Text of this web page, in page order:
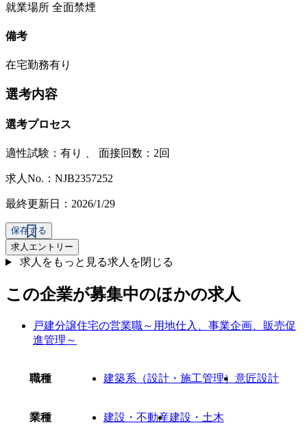
就業場所 全面禁煙
備考
在宅勤務有り
選考内容
選考プロセス
適性試験： 有り 面接回数：2回
求人No.：NJB2357252
最終更新日：2026/1/29
保存する
求人エントリー
求人をもっと見る求人を閉じる
この企業が募集中のほかの求人
戸建分譲住宅の営業職～用地仕入、事業企画、販売促
進管理～
職種 建築系（設計・施工管理） 意匠設計
業種 建設・不動産建設・土木